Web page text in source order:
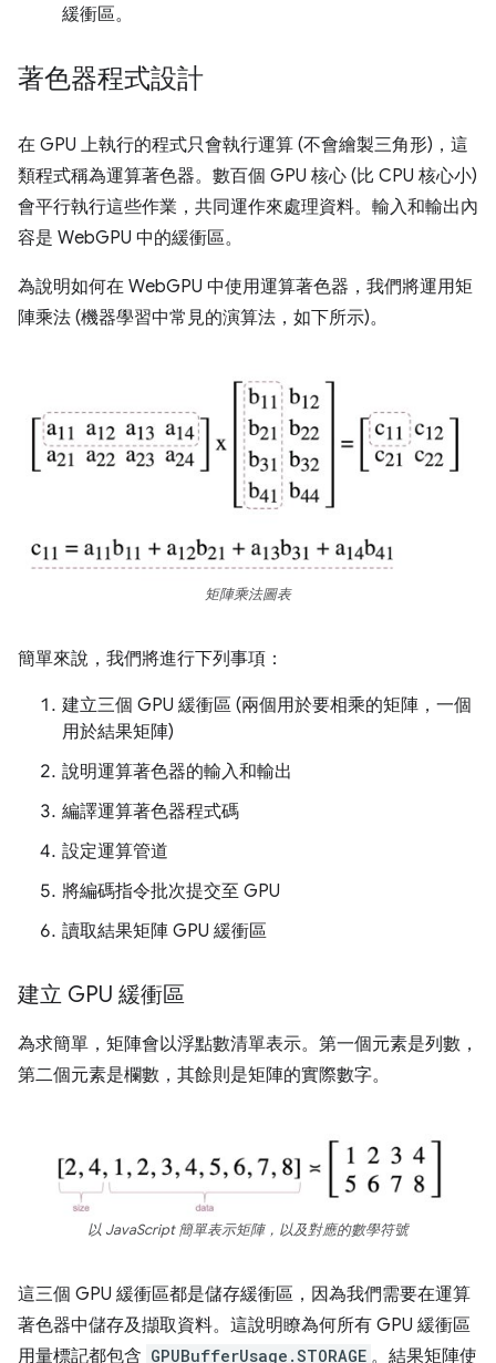
緩衝區。
著色器程式設計
在 GPU 上執行的程式只會執行運算 (不會繪製三角形)，這
類程式稱為運算著色器。數百個 GPU 核心 (比 CPU 核心小)
會平行執行這些作業，共同運作來處理資料。輸入和輸出內
容是 WebGPU 中的緩衝區。
為說明如何在 WebGPU 中使用運算著色器，我們將運用矩
陣乘法 (機器學習中常見的演算法，如下所示)。
矩陣乘法圖表
簡單來說，我們將進行下列事項：
建立三個 GPU 緩衝區 (兩個用於要相乘的矩陣，一個
用於結果矩陣)
說明運算著色器的輸入和輸出
編譯運算著色器程式碼
設定運算管道
將編碼指令批次提交至 GPU
讀取結果矩陣 GPU 緩衝區
建立 GPU 緩衝區
為求簡單，矩陣會以浮點數清單表示。第一個元素是列數，
第二個元素是欄數，其餘則是矩陣的實際數字。
以 JavaScript 簡單表示矩陣，以及對應的數學符號
這三個 GPU 緩衝區都是儲存緩衝區，因為我們需要在運算
著色器中儲存及擷取資料。這說明瞭為何所有 GPU 緩衝區
用量標記都包含 GPUBufferUsage.STORAGE 。結果矩陣使